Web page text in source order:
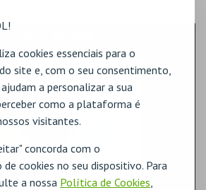
cookies essenciais para o
site e, com o seu consentimento,
a personalizar a sua
como a plataforma é
visitantes.
concorda com o
cookies no seu dispositivo. Para
a nossa Política de Cookies,